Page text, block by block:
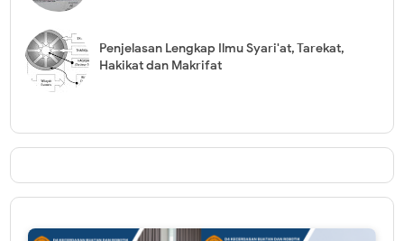
Penjelasan Lengkap Ilmu Syari'at, Tarekat,
Hakikat dan Makrifat